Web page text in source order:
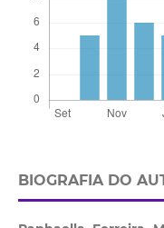
BIOGRAFIA DO